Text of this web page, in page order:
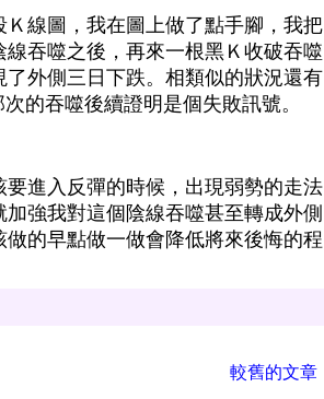
線圖，我在圖上做了點手腳，我把
吞噬之後，再來一根黑Ｋ收破吞噬
外側三日下跌。相類似的狀況還有
的吞噬後續證明是個失敗訊號。
進入反彈的時候，出現弱勢的走法
強我對這個陰線吞噬甚至轉成外側
的早點做一做會降低將來後悔的程
較舊的文章